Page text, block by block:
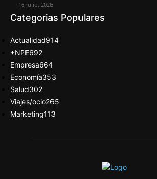
16 julio, 2026
Categorias Populares
Actualidad914
+NPE692
Empresa664
Economía353
Salud302
Viajes/ocio265
Marketing113